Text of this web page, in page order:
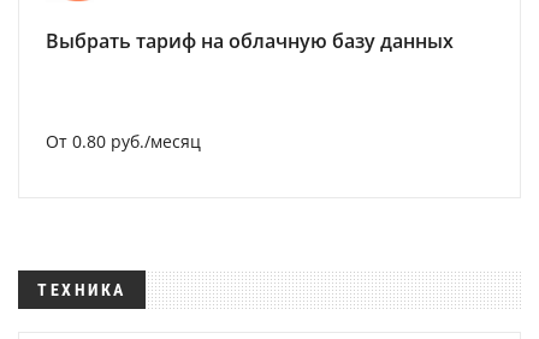
Выбрать тариф на облачную базу данных
От 0.80 руб./месяц
ТЕХНИКА